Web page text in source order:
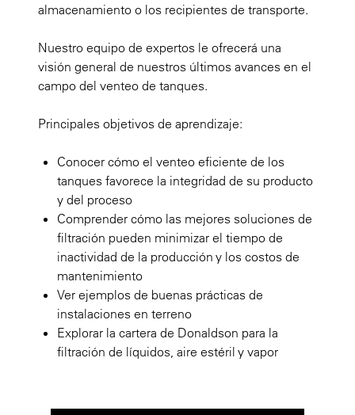
almacenamiento o los recipientes de transporte.
Nuestro equipo de expertos le ofrecerá una
visión general de nuestros últimos avances en el
campo del venteo de tanques.
Principales objetivos de aprendizaje:
Conocer cómo el venteo eficiente de los
tanques favorece la integridad de su producto
y del proceso
Comprender cómo las mejores soluciones de
filtración pueden minimizar el tiempo de
inactividad de la producción y los costos de
mantenimiento
Ver ejemplos de buenas prácticas de
instalaciones en terreno
Explorar la cartera de Donaldson para la
filtración de líquidos, aire estéril y vapor